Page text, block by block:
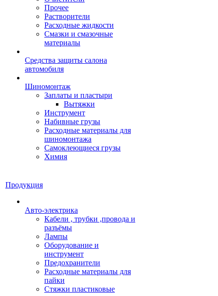
Прочее
Растворители
Расходные жидкости
Смазки и смазочные
материалы
Средства защиты салона
автомобиля
Шиномонтаж
Заплаты и пластыри
Вытяжки
Инструмент
Набивные грузы
Расходные материалы для
шиномонтажа
Самоклеющиеся грузы
Химия
Продукция
Авто-электрика
Кабели , трубки ,провода и
разъёмы
Лампы
Оборудование и
инструмент
Предохранители
Расходные материалы для
пайки
Стяжки пластиковые